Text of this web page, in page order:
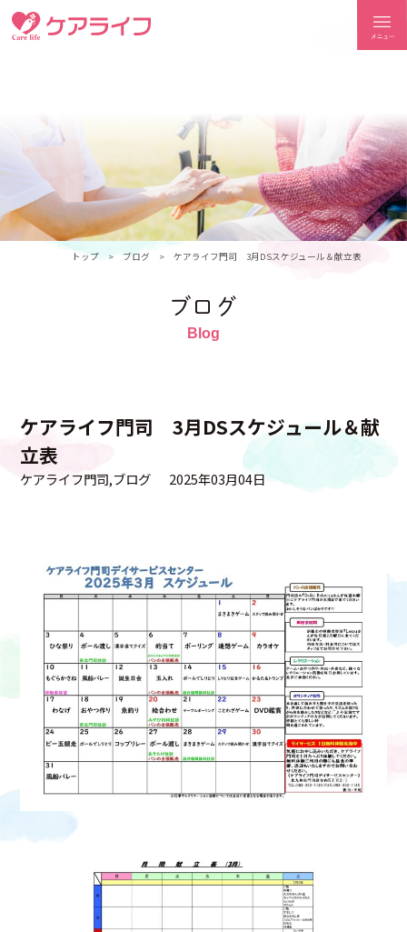
トップ ブログ ケアライフ門司 3月DSスケジュール＆献立表
ブログ
ケアライフ門司 3月DSスケジュール＆献
立表
ケアライフ門司 ブログ 2025年03月04日